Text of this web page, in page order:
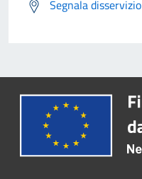
Segnala disservizio